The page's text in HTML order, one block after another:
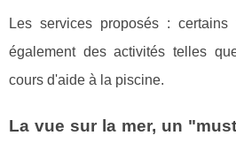
Les services proposés : certains
également des activités telles
cours d'aide à la piscine.
La vue sur la mer, un